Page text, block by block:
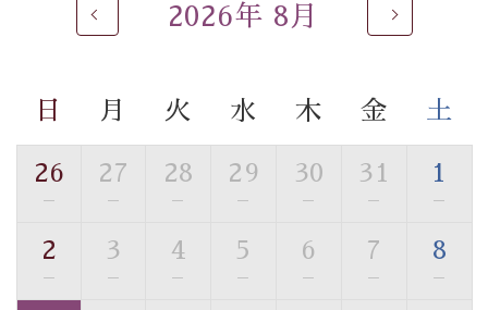
【お食事】
【温泉】
の効果が高い、極めて希有な源泉です。身も心も癒され
■お座敷風呂（大浴場）
温泉の成分に合わせ、防菌防カビの特殊素材の畳を使
用。 足元が柔らかく、そして滑りにくい畳のお風呂で
2026年 8月
日 月 火 水 木 金 土
26
—
27
—
28
—
29
—
30
—
31
—
1
—
2
—
3
—
4
—
5
—
6
—
7
—
8
—